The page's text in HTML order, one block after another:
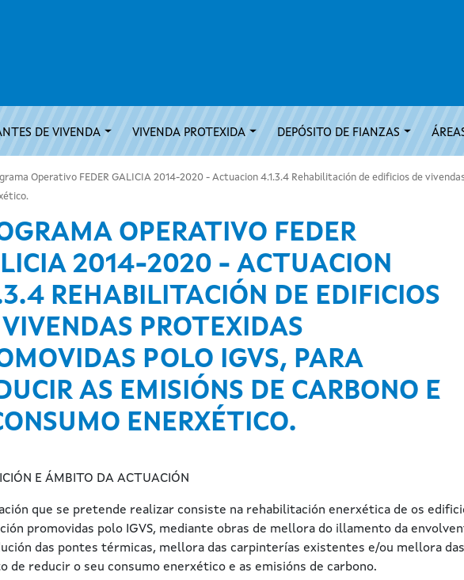
DE VIVENDA VIVENDA PROTEXIDA DEPÓSITO DE FIANZAS
Operativo FEDER GALICIA 2014-2020 - Actuacion 4.1.3.4 Rehabilitación de edificios de
OPERATIVO FEDER
2014-2020 - ACTUACION
REHABILITACIÓN DE EDIFICIOS
PROTEXIDAS
POLO IGVS, PARA
AS EMISIÓNS DE CARBONO E
ENERXÉTICO.
E ÁMBITO DA ACTUACIÓN
que se pretende realizar consiste na rehabilitación enerxética de os
promovidas polo IGVS, mediante obras de mellora do illamento da
das pontes térmicas, mellora das carpinterías existentes e/ou mellora
de reducir o seu consumo enerxético e as emisións de carbono.